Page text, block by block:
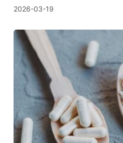
2026-03-19